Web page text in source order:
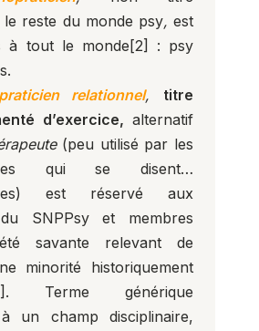
reste du monde psy, est
à tout le monde [2]
: psy
relationnel, titre
d’exercice, alternatif
(peu utilisé par les
qui se disent…
est réservé aux
SNPPsy et membres
savante relevant de
minorité historiquement
. Terme générique
un champ disciplinaire,